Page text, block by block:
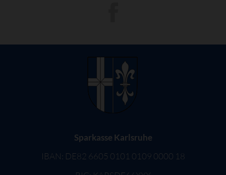
Sparkasse Karlsruhe
IBAN: DE82 6605 0101 0109 0000 18